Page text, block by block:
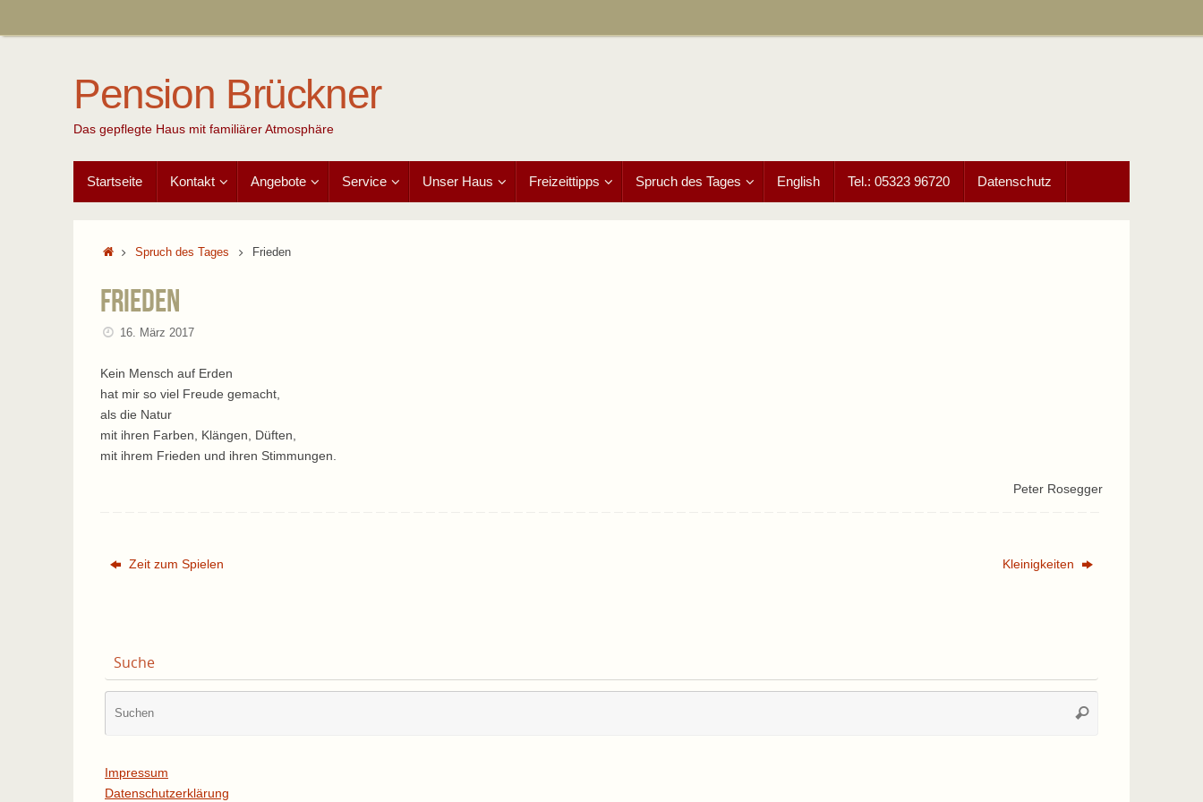
Pension Brückner
Das gepflegte Haus mit familiärer Atmosphäre
Inhalt
springen
Startseite Kontakt Angebote Service Unser Haus Freizeittipps Spruch des Tages English Tel.: 05323 96720 Datenschutz
StartSpruch des Tages Frieden
Frieden
16. März 2017
Kein Mensch auf Erden
hat mir so viel Freude gemacht,
als die Natur
mit ihren Farben, Klängen, Düften,
mit ihrem Frieden und ihren Stimmungen.
Peter Rosegger
Zeit zum Spielen Kleinigkeiten
Suche
Suchen
Impressum
Datenschutzerklärung